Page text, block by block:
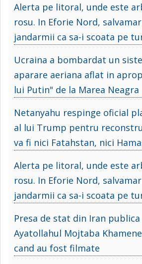
Alerta pe litoral, unde este
rosu. In Eforie Nord,
jandarmii ca sa-i scoata pe
Ucraina a bombardat un
aparare aeriana aflat in
lui Putin" de la Marea Neagra
Netanyahu respinge oficial
al lui Trump pentru
va fi nici Fatahstan, nici
Alerta pe litoral, unde este
rosu. In Eforie Nord,
jandarmii ca sa-i scoata pe
Presa de stat din Iran
Ayatollahul Mojtaba
cand au fost filmate